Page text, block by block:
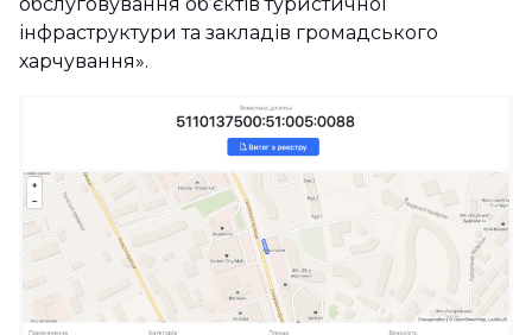
інфраструктури та закладів громадського
харчування».